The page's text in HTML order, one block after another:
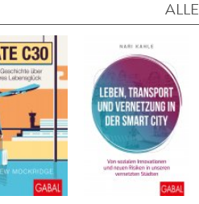
ALLE